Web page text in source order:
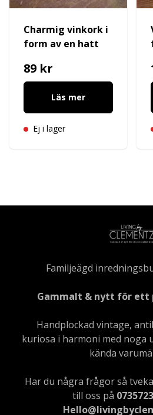
Charmig vinkork i
form av en hatt
89 kr
Läs mer
Ej i lager
Familjeägd
Gammalt & nytt för ett
Handplockad vintage,
kuriosa i harmoni med noga
kända
Har du några frågor så
till oss på